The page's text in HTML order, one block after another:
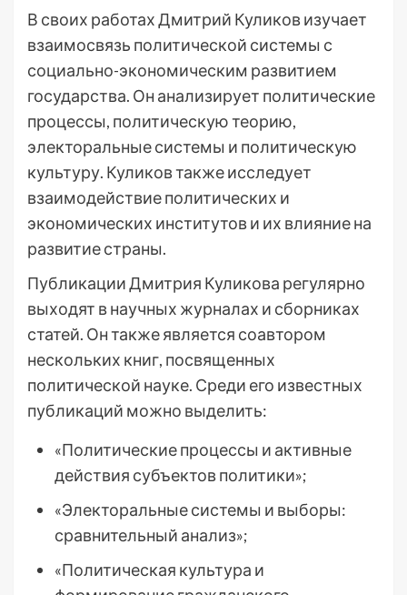
В своих работах Дмитрий Куликов изучает
взаимосвязь политической системы с
социально-экономическим развитием
государства. Он анализирует политические
процессы, политическую теорию,
электоральные системы и политическую
культуру. Куликов также исследует
взаимодействие политических и
экономических институтов и их влияние на
развитие страны.
Публикации Дмитрия Куликова регулярно
выходят в научных журналах и сборниках
статей. Он также является соавтором
нескольких книг, посвященных
политической науке. Среди его известных
публикаций можно выделить:
«Политические процессы и активные
действия субъектов политики»;
«Электоральные системы и выборы:
сравнительный анализ»;
«Политическая культура и